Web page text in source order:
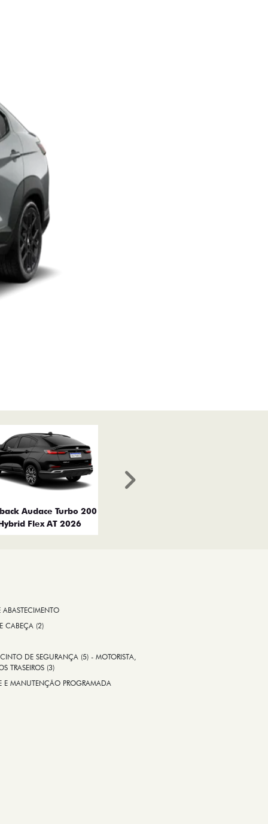
Audace Turbo 200
Flex AT 2026
Próximo
ABASTECIMENTO
CABEÇA (2)
DE SEGURANÇA (5) - MOTORISTA,
TRASEIROS (3)
E MANUTENÇÃO PROGRAMADA